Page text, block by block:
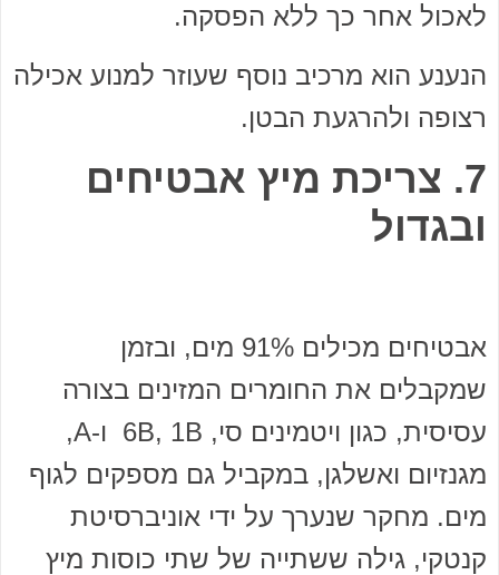
לאכול אחר כך ללא הפסקה.
הנענע הוא מרכיב נוסף שעוזר למנוע אכילה
רצופה ולהרגעת הבטן.
7. צריכת מיץ אבטיחים
ובגדול
אבטיחים מכילים 91% מים, ובזמן
שמקבלים את החומרים המזינים בצורה
עסיסית, כגון ויטמינים סי, 6B, 1B ו-A,
מגנזיום ואשלגן, במקביל גם מספקים לגוף
מים. מחקר שנערך על ידי אוניברסיטת
קנטקי, גילה ששתייה של שתי כוסות מיץ